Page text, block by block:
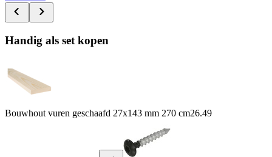
Handig als set kopen
Bouwhout vuren geschaafd 27x143 mm 270 cm26.49